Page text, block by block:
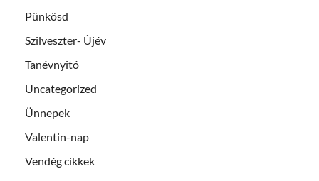
Pünkösd
Szilveszter- Újév
Tanévnyitó
Uncategorized
Ünnepek
Valentin-nap
Vendég cikkek